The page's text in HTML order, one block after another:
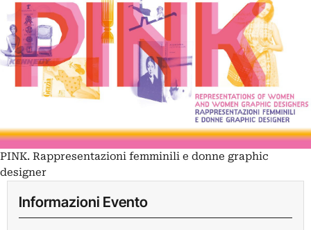
PINK. Rappresentazioni femminili e donne graphic
designer
Informazioni Evento